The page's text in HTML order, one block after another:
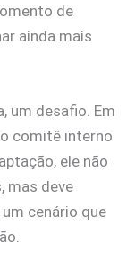
de
ainda mais
um desafio. Em
comitê interno
ele não
mas deve
cenário que